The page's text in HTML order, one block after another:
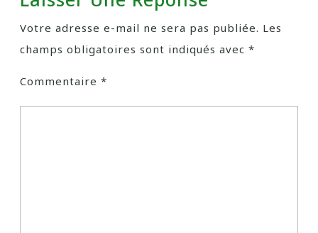
Votre adresse e-mail ne sera pas publiée. Les
champs obligatoires sont indiqués avec *
Commentaire *